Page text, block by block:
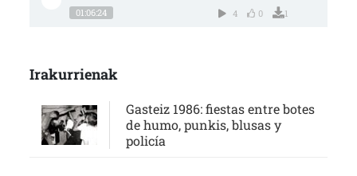
01:06:24 4 0 1
Irakurrienak
Gasteiz 1986: fiestas entre botes
de humo, punkis, blusas y
policía